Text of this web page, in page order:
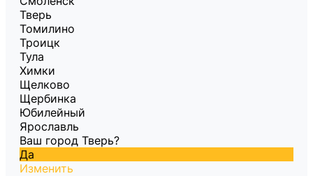
Тверь
Томилино
Троицк
Тула
Химки
Щелково
Щербинка
Юбилейный
Ярославль
Ваш город Тверь?
Да
Изменить